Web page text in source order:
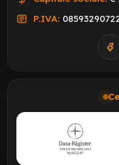
P.IVA: